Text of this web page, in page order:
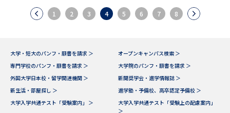
1 2 3 4 5 6 7 8
大学・短大のパンフ・願書を請求 ＞
オープンキャンパス検索 ＞
専門学校のパンフ・願書を請求 ＞
大学院のパンフ・願書を請求 ＞
外国大学日本校・留学関連機関 ＞
新聞奨学会・進学情報誌 ＞
新生活・部屋探し ＞
進学塾・予備校、高卒認定予備校 ＞
大学入学共通テスト「受験案内」 ＞
大学入学共通テスト「受験上の配慮案内」
＞